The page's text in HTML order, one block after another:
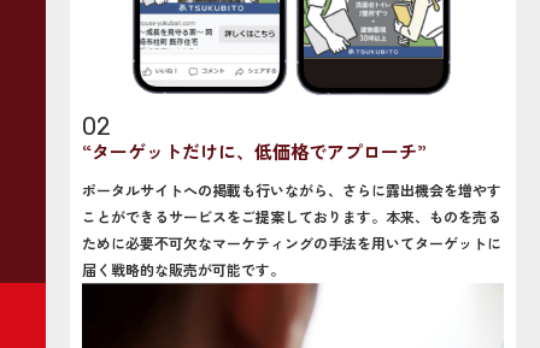
02
“ターゲットだけに、低価格でアプローチ”
ポータルサイトへの掲載も行いながら、さらに露出機会を増やす
ことができるサービスをご提案しております。本来、ものを売る
ために必要不可欠なマーケティングの手法を用いてターゲットに
届く戦略的な販売が可能です。